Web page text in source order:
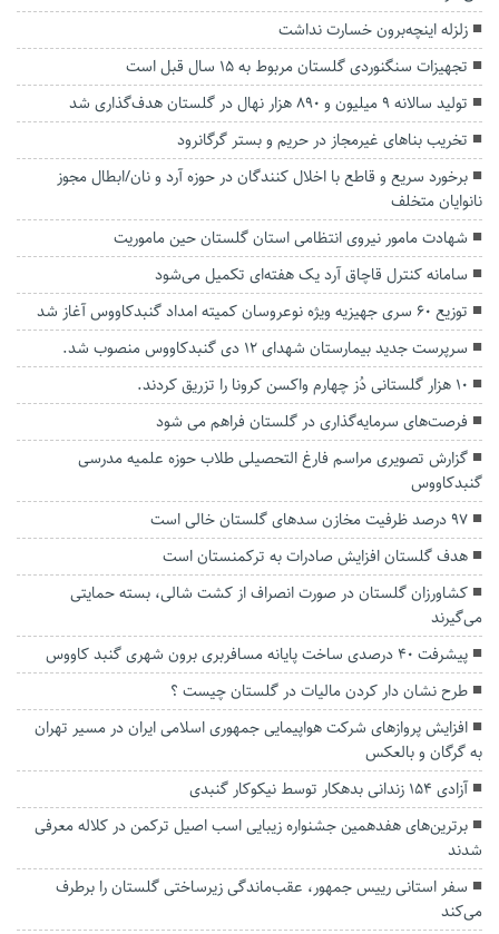
زلزله اینچه‌برون خسارت نداشت
تجهیزات سنگنوردی گلستان مربوط به ۱۵ سال قبل است
تولید سالانه ۹ میلیون و ۸۹۰ هزار نهال در گلستان هدف‌گذاری شد
تخریب بناهای غیرمجاز در حریم و بستر گرگانرود
برخورد سریع و قاطع با اخلال کنندگان در حوزه آرد و نان/ابطال مجوز
نانوایان متخلف
شهادت مامور نیروی انتظامی استان گلستان حین ماموریت
سامانه کنترل قاچاق آرد یک هفته‌ای تکمیل می‌شود
توزیع ۶۰ سری جهیزیه ویژه نوعروسان کمیته امداد گنبدکاووس آغاز شد
سرپرست جدید بیمارستان شهدای ۱۲ دی گنبدکاووس‌ منصوب شد.
۱۰ هزار گلستانی دُز چهارم واکسن کرونا را تزریق کردند.
فرصت‌های سرمایه‌گذاری در گلستان فراهم می شود
گزارش تصویری مراسم فارغ التحصیلی طلاب حوزه علمیه مدرسی
گنبدکاووس
۹۷ درصد ظرفیت مخازن سدهای گلستان خالی است
هدف گلستان افزایش صادرات به ترکمنستان است
کشاورزان گلستان در صورت انصراف از کشت شالی، بسته حمایتی
می‌گیرند
پیشرفت ۴۰ درصدی ساخت پایانه مسافربری برون شهری گنبد کاووس
طرح نشان دار کردن مالیات در گلستان چیست ؟
افزایش پروازهای شرکت هواپیمایی جمهوری اسلامی ایران در مسیر تهران
به گرگان و بالعکس
آزادی ۱۵۴ زندانی بدهکار توسط نیکوکار گنبدی
برترین‌های هفدهمین جشنواره زیبایی اسب اصیل ترکمن در کلاله معرفی
شدند
سفر استانی رییس جمهور، عقب‌ماندگی زیرساختی گلستان را برطرف
می‌کند